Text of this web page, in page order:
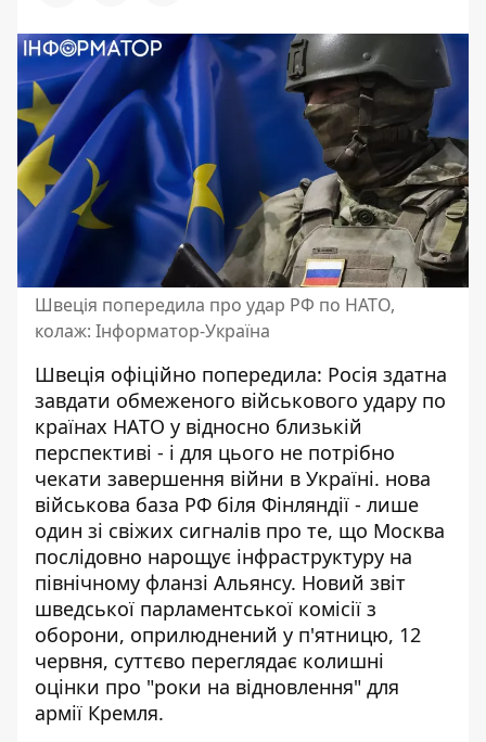
Швеція попередила про удар РФ по НАТО,
колаж: Інформатор-Україна
Швеція офіційно попередила: Росія здатна
завдати обмеженого військового удару по
країнах НАТО у відносно близькій
перспективі - і для цього не потрібно
чекати завершення війни в Україні. нова
військова база РФ біля Фінляндії - лише
один зі свіжих сигналів про те, що Москва
послідовно нарощує інфраструктуру на
північному фланзі Альянсу. Новий звіт
шведської парламентської комісії з
оборони, оприлюднений у п'ятницю, 12
червня, суттєво переглядає колишні
оцінки про "роки на відновлення" для
армії Кремля.